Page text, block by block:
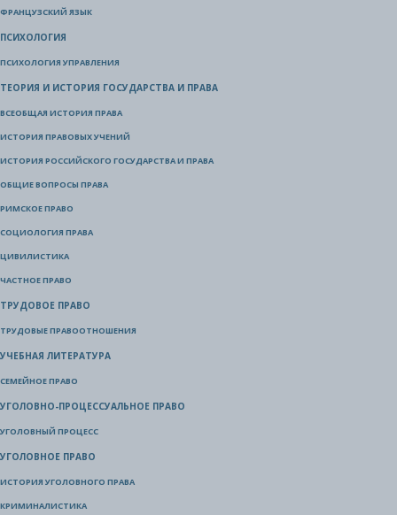
ФРАНЦУЗСКИЙ ЯЗЫК
ПСИХОЛОГИЯ
ПСИХОЛОГИЯ УПРАВЛЕНИЯ
ТЕОРИЯ И ИСТОРИЯ ГОСУДАРСТВА И ПРАВА
ВСЕОБЩАЯ ИСТОРИЯ ПРАВА
ИСТОРИЯ ПРАВОВЫХ УЧЕНИЙ
ИСТОРИЯ РОССИЙСКОГО ГОСУДАРСТВА И ПРАВА
ОБЩИЕ ВОПРОСЫ ПРАВА
РИМСКОЕ ПРАВО
СОЦИОЛОГИЯ ПРАВА
ЦИВИЛИСТИКА
ЧАСТНОЕ ПРАВО
ТРУДОВОЕ ПРАВО
ТРУДОВЫЕ ПРАВООТНОШЕНИЯ
УЧЕБНАЯ ЛИТЕРАТУРА
СЕМЕЙНОЕ ПРАВО
УГОЛОВНО-ПРОЦЕССУАЛЬНОЕ ПРАВО
УГОЛОВНЫЙ ПРОЦЕСС
УГОЛОВНОЕ ПРАВО
ИСТОРИЯ УГОЛОВНОГО ПРАВА
КРИМИНАЛИСТИКА